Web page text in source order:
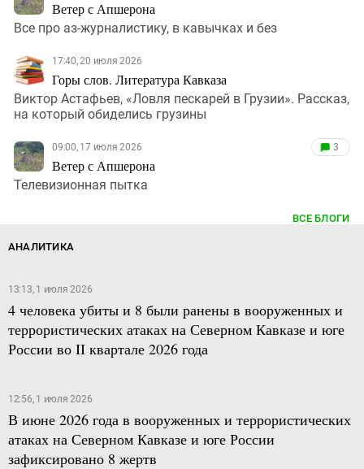
Ветер с Апшерона
Все про аз-журналистику, в кавычках и без
17:40, 20 июля 2026
Горы слов. Литература Кавказа
Виктор Астафьев, «Ловля пескарей в Грузии». Рассказ,
на который обиделись грузины
09:00, 17 июля 2026
Ветер с Апшерона
3
Телевизионная пытка
ВСЕ БЛОГИ
АНАЛИТИКА
13:13, 1 июля 2026
4 человека убиты и 8 были ранены в вооруженных и
террористических атаках на Северном Кавказе и юге
России во II квартале 2026 года
12:56, 1 июля 2026
В июне 2026 года в вооруженных и террористических
атаках на Северном Кавказе и юге России
зафиксировано 8 жертв